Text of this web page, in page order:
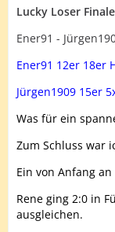
Lucky Loser Finale
Ener91 -
Ener91 12er 18er
Jürgen1909 15er
Was für ein
Zum Schluss war
Ein von Anfang
Rene ging 2:0 in
ausgleichen.